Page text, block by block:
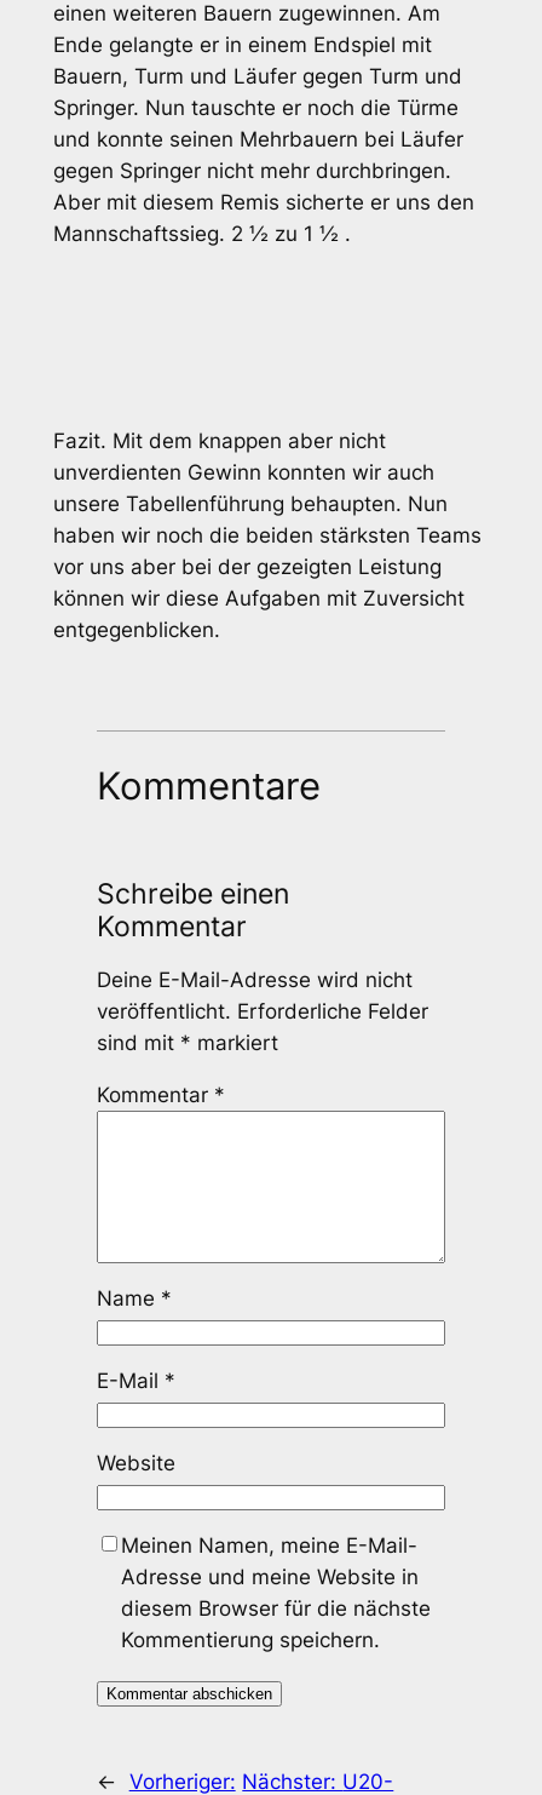
einen weiteren Bauern zugewinnen. Am
Ende gelangte er in einem Endspiel mit
Bauern, Turm und Läufer gegen Turm und
Springer. Nun tauschte er noch die Türme
und konnte seinen Mehrbauern bei Läufer
gegen Springer nicht mehr durchbringen.
Aber mit diesem Remis sicherte er uns den
Mannschaftssieg. 2 ½ zu 1 ½ .
Fazit. Mit dem knappen aber nicht
unverdienten Gewinn konnten wir auch
unsere Tabellenführung behaupten. Nun
haben wir noch die beiden stärksten Teams
vor uns aber bei der gezeigten Leistung
können wir diese Aufgaben mit Zuversicht
entgegenblicken.
Kommentare
Schreibe einen
Kommentar
Deine E-Mail-Adresse wird nicht
veröffentlicht. Erforderliche Felder
sind mit * markiert
Kommentar *
Name *
E-Mail *
Website
Meinen Namen, meine E-Mail-
Adresse und meine Website in
diesem Browser für die nächste
Kommentierung speichern.
← Vorheriger: Nächster: U20-